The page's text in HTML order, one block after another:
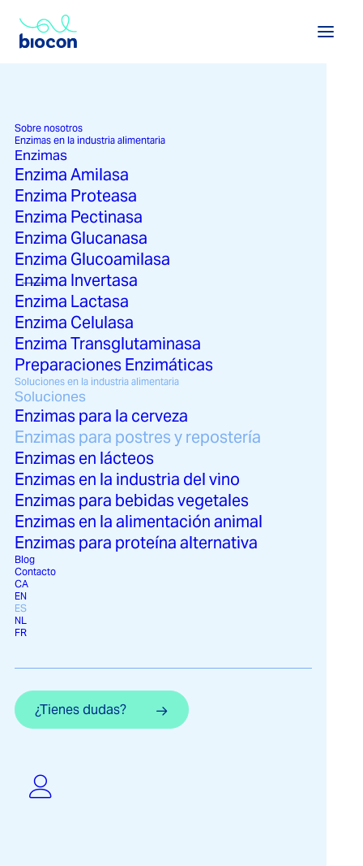
Sobre nosotros
Enzimas en la industria alimentaria
Enzimas
Ver enzimas en la industria alimentaria →
Enzima Amilasa
Enzima Proteasa
Enzima Pectinasa
Enzima Glucanasa
Enzima Glucoamilasa
Enzima Invertasa
Enzima Lactasa
Enzima Celulasa
Enzima Transglutaminasa
Preparaciones Enzimáticas
Soluciones en la industria alimentaria
Soluciones
Ver soluciones en la industria alimentaria →
Enzimas para la cerveza
Enzimas para postres y repostería
Enzimas en lácteos
Enzimas en la industria del vino
Enzimas para bebidas vegetales
Enzimas en la alimentación animal
Enzimas para proteína alternativa
Blog
Contacto
CA
EN
ES
NL
FR
¿Tienes dudas?
Enzimas para postres
y repostería
La repostería exige precisión, equilibrio y una
experiencia sensorial cuidada en cada detalle. Para
lograr texturas ligeras, sabores bien desarrollados y
una conservación óptima sin recurrir a aditivos
artificiales, las enzimas ofrecen una alternativa
natural y eficaz. Estas proteínas actúan sobre
componentes clave de las materias primas, como
almidones, proteínas o azúcares, transformando su
comportamiento durante la elaboración.
Conoces las enzimas recomendadas para postres.
Endulza el mundo de una forma consciente.
procesos críticos como la fermentación, la
retención de humedad o la estabilidad
calidad del producto final y facilita el desarrollo
de nuevas recetas más saludables, sostenibles